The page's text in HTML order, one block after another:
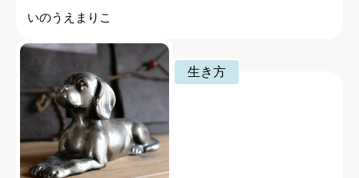
いのうえまりこ
生き方